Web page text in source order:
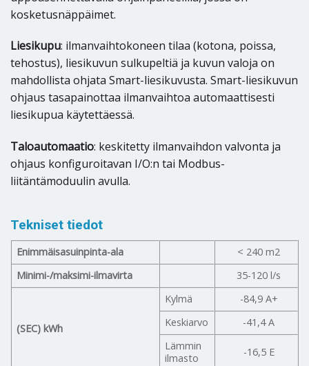
kosketusnäppäimet.
Liesikupu: ilmanvaihtokoneen tilaa (kotona, poissa,
tehostus), liesikuvun sulkupeltiä ja kuvun valoja on
mahdollista ohjata Smart-liesikuvusta. Smart-liesikuvun
ohjaus tasapainottaa ilmanvaihtoa automaattisesti
liesikupua käytettäessä.
Taloautomaatio: keskitetty ilmanvaihdon valvonta ja
ohjaus konfiguroitavan I/O:n tai Modbus-
liitäntämoduulin avulla.
Tekniset tiedot
Enimmäisasuinpinta-ala
< 240 m2
Minimi-/maksimi-ilmavirta
35-120 l/s
(SEC) kWh
Kylmä
-84,9 A+
Keskiarvo
-41,4 A
Lämmin
ilmasto
-16,5 E